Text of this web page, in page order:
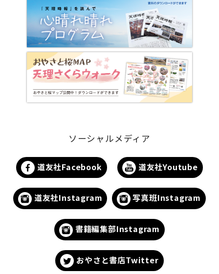
ソーシャルメディア
道友社Facebook 道友社Youtube
道友社Instagram 写真班Instagram
書籍編集部Instagram
おやさと書店Twitter